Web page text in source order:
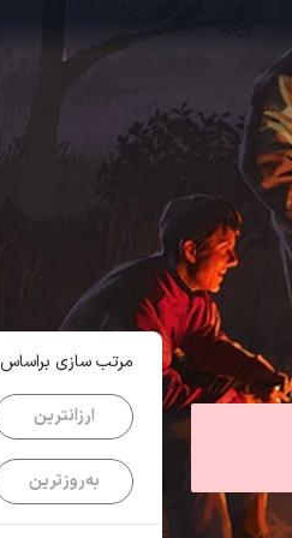
مرتب سازی براساس
ارزانترین
به‌روزترین